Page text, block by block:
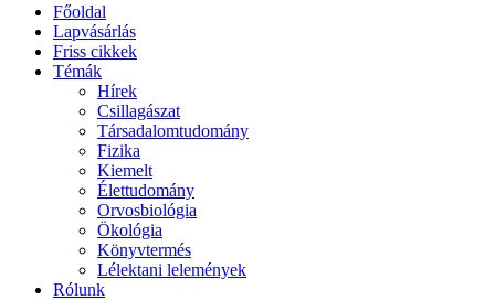
Főoldal
Lapvásárlás
Friss cikkek
Témák
Hírek
Csillagászat
Társadalomtudomány
Fizika
Kiemelt
Élettudomány
Orvosbiológia
Ökológia
Könyvtermés
Lélektani lelemények
Rólunk